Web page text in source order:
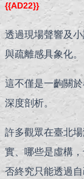
{{AD22}}
透過現場聲響及
與疏離感具象化。
這不僅是一齣關
深度剖析。
許多觀眾在臺北
實、哪些是虛構
否終究只能透過